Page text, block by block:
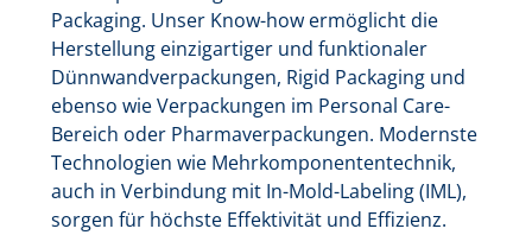
Packaging. Unser Know-how ermöglicht die
Herstellung einzigartiger und funktionaler
Dünnwandverpackungen, Rigid Packaging und
ebenso wie Verpackungen im Personal Care-
Bereich oder Pharmaverpackungen. Modernste
Technologien wie Mehrkomponententechnik,
auch in Verbindung mit In-Mold-Labeling (IML),
sorgen für höchste Effektivität und Effizienz.